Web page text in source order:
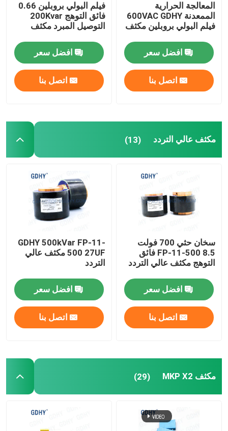
مكثف IGBT Snubber
مكثف الرنين
مكثفات فيلم DC LINK
المعالجة الحرارية
الممعدنة 600VAC GDHY
فيلم البولي بروبلين مكثف
افضل سعر
اتصل بنا
فيلم البولي بروبلين 0.66
فائق التوهج 200Kvar
التوصيل المبرد مكثف
افضل سعر
اتصل بنا
مكثف عالي التردد (13)
سخان حثي 700 فولت
FP-11-500 8.5 فائق
التوهج مكثف عالي التردد
افضل سعر
اتصل بنا
GDHY 500kVar FP-11-
500 27UF مكثف عالي
التردد
افضل سعر
اتصل بنا
مكثف MKP X2 (29)